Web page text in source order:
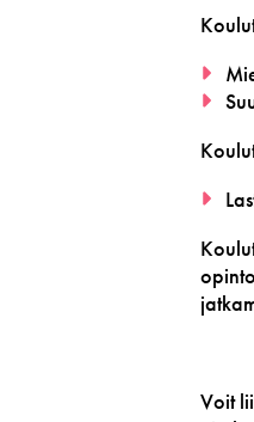
Voit